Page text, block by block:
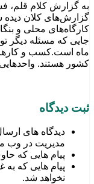
به گزارش کلام قلم،
گزارش‌های کلان دیده
کارگاه‌های محلی و
جایی که مسئله دیگر
ماه است.کسب‌ و
کشور هستند.
ثبت دیدگاه
دیدگاه های
مدیریت در وب
پیام هایی که
پیام هایی که به
نخواهد شد.